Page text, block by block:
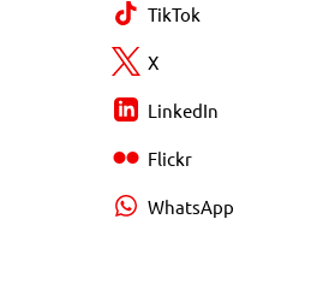
TikTok
X
LinkedIn
Flickr
WhatsApp